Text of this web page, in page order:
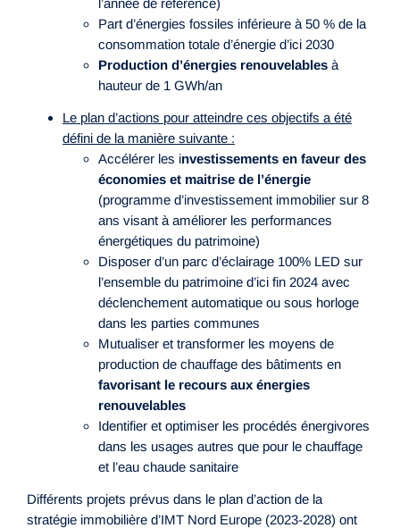
l’année de référence)
Part d’énergies fossiles inférieure à 50 % de la
consommation totale d’énergie d’ici 2030
Production d’énergies renouvelables à
hauteur de 1 GWh/an
Le plan d’actions pour atteindre ces objectifs a été
défini de la manière suivante :
Accélérer les investissements en faveur des
économies et maitrise de l’énergie
(programme d’investissement immobilier sur 8
ans visant à améliorer les performances
énergétiques du patrimoine)
Disposer d’un parc d’éclairage 100% LED sur
l’ensemble du patrimoine d’ici fin 2024 avec
déclenchement automatique ou sous horloge
dans les parties communes
Mutualiser et transformer les moyens de
production de chauffage des bâtiments en
favorisant le recours aux énergies
renouvelables
Identifier et optimiser les procédés énergivores
dans les usages autres que pour le chauffage
et l’eau chaude sanitaire
Différents projets prévus dans le plan d’action de la
stratégie immobilière d’IMT Nord Europe (2023-2028) ont